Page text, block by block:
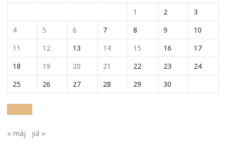
1
2
3
4
5 6 7 8 9
10
11
12 13 14 15 16
17
18
19 20 21 22 23
24
25
26 27 28 29 30
« máj júl »